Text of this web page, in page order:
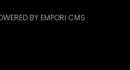
BY EMPORI CMS